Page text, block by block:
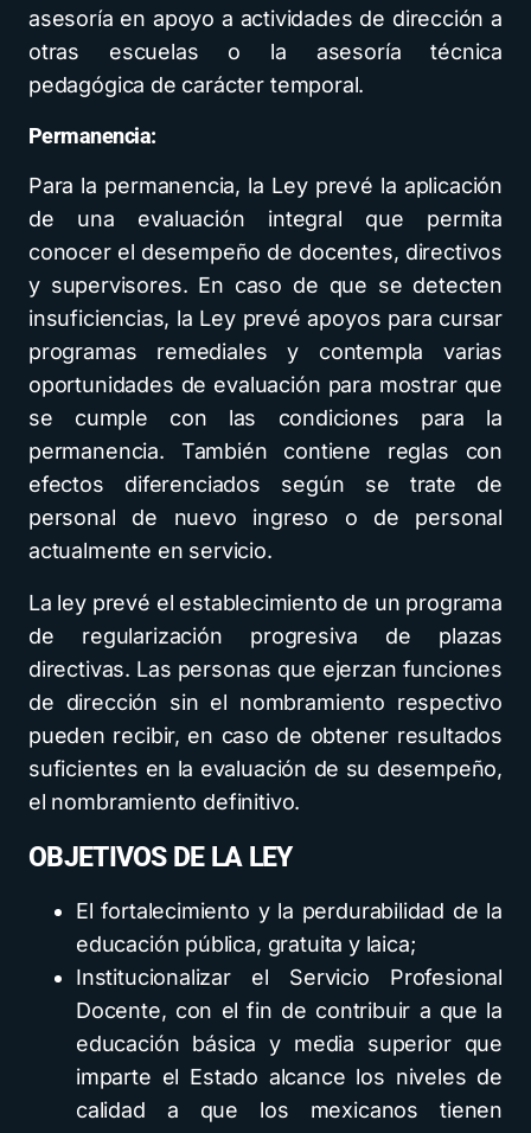
asesoría en apoyo a actividades de dirección a
otras escuelas o la asesoría técnica
pedagógica de carácter temporal.
Permanencia:
Para la permanencia, la Ley prevé la aplicación
de una evaluación integral que permita
conocer el desempeño de docentes, directivos
y supervisores. En caso de que se detecten
insuficiencias, la Ley prevé apoyos para cursar
programas remediales y contempla varias
oportunidades de evaluación para mostrar que
se cumple con las condiciones para la
permanencia. También contiene reglas con
efectos diferenciados según se trate de
personal de nuevo ingreso o de personal
actualmente en servicio.
La ley prevé el establecimiento de un programa
de regularización progresiva de plazas
directivas. Las personas que ejerzan funciones
de dirección sin el nombramiento respectivo
pueden recibir, en caso de obtener resultados
suficientes en la evaluación de su desempeño,
el nombramiento definitivo.
OBJETIVOS DE LA LEY
El fortalecimiento y la perdurabilidad de la
educación pública, gratuita y laica;
Institucionalizar el Servicio Profesional
Docente, con el fin de contribuir a que la
educación básica y media superior que
imparte el Estado alcance los niveles de
calidad a que los mexicanos tienen